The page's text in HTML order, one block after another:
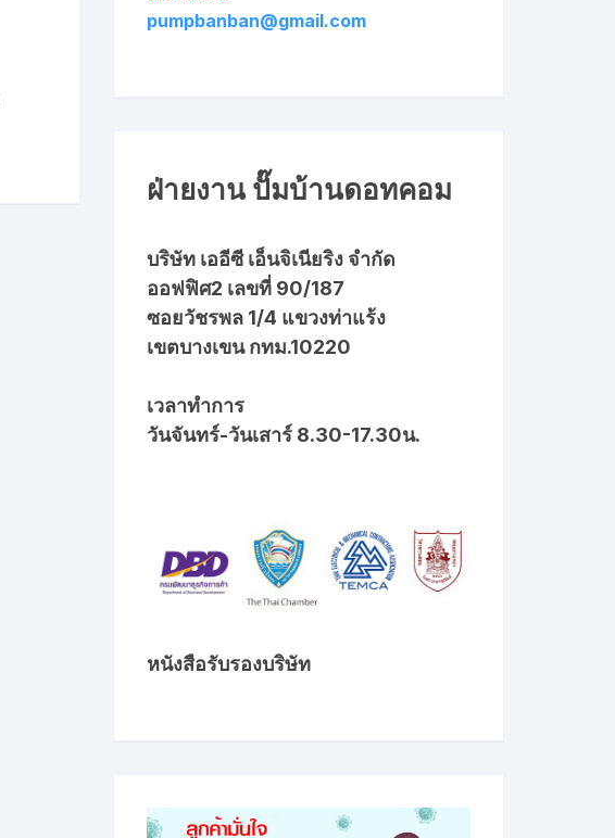
pumpbanban@gmail.com
ฝ่ายงาน ปั๊มบ้านดอทคอม
บริษัท เออีซี เอ็นจิเนียริง จำกัด
ออฟฟิศ2 เลขที่ 90/187
ซอยวัชรพล 1/4 แขวงท่าแร้ง
เขตบางเขน กทม.10220
เวลาทำการ
วันจันทร์-วันเสาร์ 8.30-17.30น.
หนังสือรับรองบริษัท